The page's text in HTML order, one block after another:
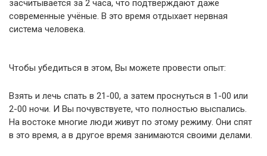
засчитывается за 2 часа, что подтверждают даже
современные учёные. В это время отдыхает нервная
система человека.
Чтобы убедиться в этом, Вы можете провести опыт:
Взять и лечь спать в 21-00, а затем проснуться в 1-00 или
2-00 ночи. И Вы почувствуете, что полностью выспались.
На востоке многие люди живут по этому режиму. Они спят
в это время, а в другое время занимаются своими делами.